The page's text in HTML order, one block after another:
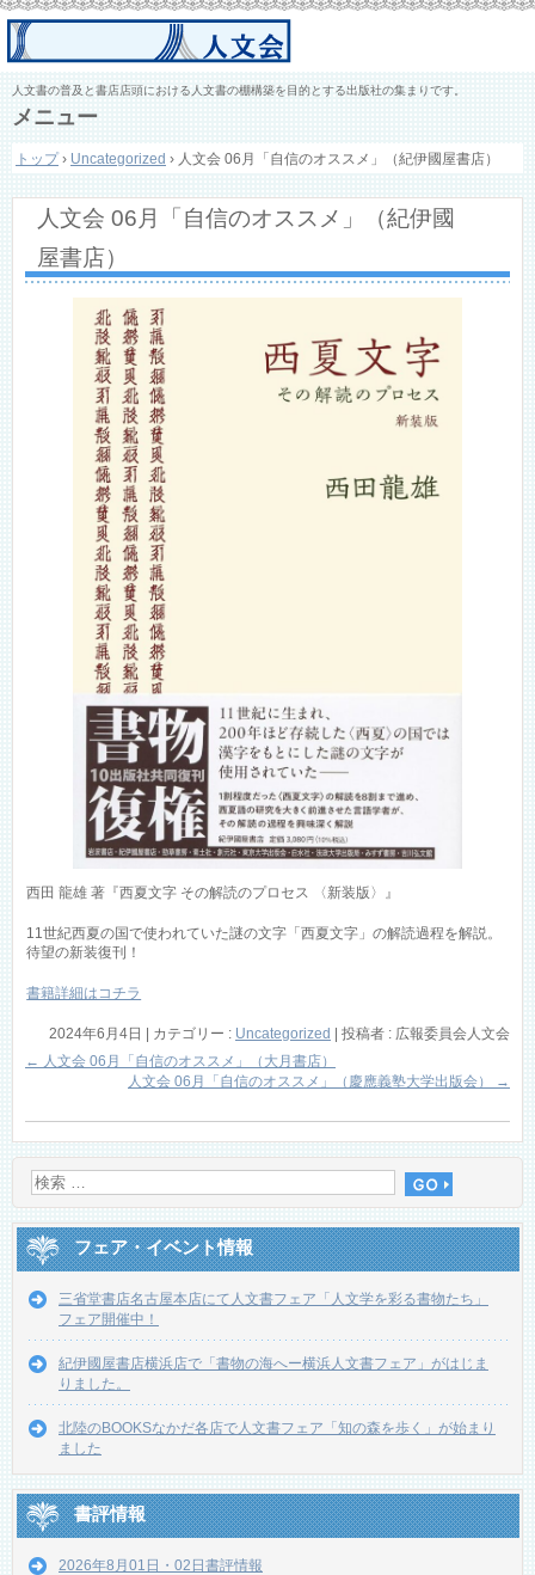
人文書の普及と書店店頭における人文書の棚構築を目的とする出版社の集まりです。
メニュー
ン
ン
キ
トップ › Uncategorized › 人文会 06月「自信のオススメ」（紀伊國屋書店）
人文会 06月「自信のオススメ」（紀伊國
屋書店）
西田 龍雄 著『西夏文字 その解読のプロセス 〈新装版〉』
11世紀西夏の国で使われていた謎の文字「西夏文字」の解読過程を解説。
待望の新装復刊！
書籍詳細はコチラ
2024年6月4日 | カテゴリー : Uncategorized | 投稿者 : 広報委員会人文会
← 人文会 06月「自信のオススメ」（大月書店）
人文会 06月「自信のオススメ」（慶應義塾大学出版会）
→
フェア・イベント情報
三省堂書店名古屋本店にて人文書フェア「人文学を彩る書物たち」
フェア開催中！
紀伊國屋書店横浜店で「書物の海へー横浜人文書フェア」がはじま
りました。
北陸のBOOKSなかだ各店で人文書フェア「知の森を歩く」が始まり
ました
書評情報
2026年8月01日・02日書評情報